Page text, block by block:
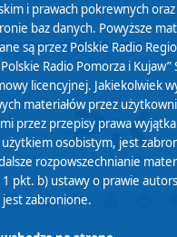
Informacji Publicznej
i prawach pokrewnych
baz danych. Powyższe
są przez Polskie Radio
Radio Pomorza i
licencyjnej. Jakiekolwiek
materiałów przez
przez przepisy prawa
osobistym, jest
rozpowszechnianie
pkt. b) ustawy o prawie
zabronione.